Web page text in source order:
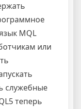
MQL
или
служебные
теперь